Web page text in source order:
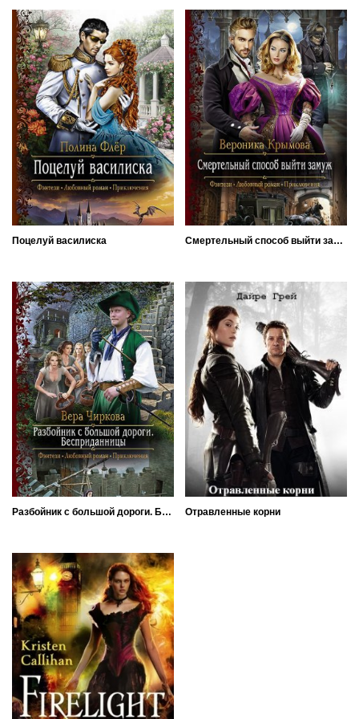
Поцелуй василиска Смертельный способ выйти замуж
Разбойник с большой дороги. Бесприданницы Отравленные корни